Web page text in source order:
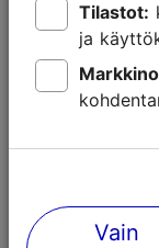
Tilastot:
ja
Vain